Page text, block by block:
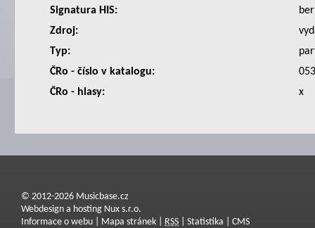
Signatura HIS:
Zdroj:
Typ:
ČRo - číslo v katalogu:
ČRo - hlasy:
x
© 2012-2026 Musicbase.cz
Webdesign a hosting Nux s.r.o.
Informace o webu
Mapa stránek RSS Statistika CMS